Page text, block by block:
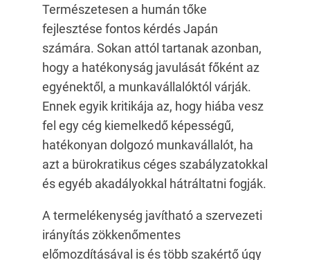
Természetesen a humán tőke
fejlesztése fontos kérdés Japán
számára. Sokan attól tartanak azonban,
hogy a hatékonyság javulását főként az
egyénektől, a munkavállalóktól várják.
Ennek egyik kritikája az, hogy hiába vesz
fel egy cég kiemelkedő képességű,
hatékonyan dolgozó munkavállalót, ha
azt a bürokratikus céges szabályzatokkal
és egyéb akadályokkal hátráltatni fogják.
A termelékenység javítható a szervezeti
irányítás zökkenőmentes
előmozdításával is és több szakértő úgy